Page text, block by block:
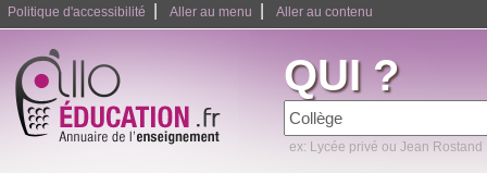
Politique d'accessibilité Aller au menu Aller au contenu
QUI ?
ex: Lycée privé ou Jean Rostand